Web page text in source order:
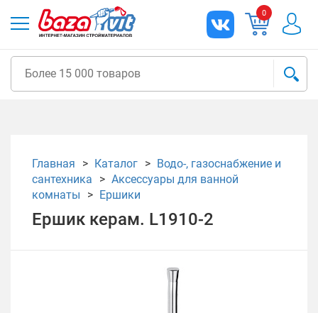
0
Главная Каталог
Водо-, газоснабжение и
сантехника
Аксессуары для ванной
комнаты
Ершики
Ершик керам. L1910-2